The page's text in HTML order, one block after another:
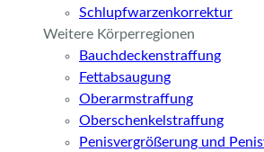
Schlupfwarzenkorrektur
Weitere Körperregionen
Bauchdeckenstraffung
Fettabsaugung
Oberarmstraffung
Oberschenkelstraffung
Penisvergrößerung und